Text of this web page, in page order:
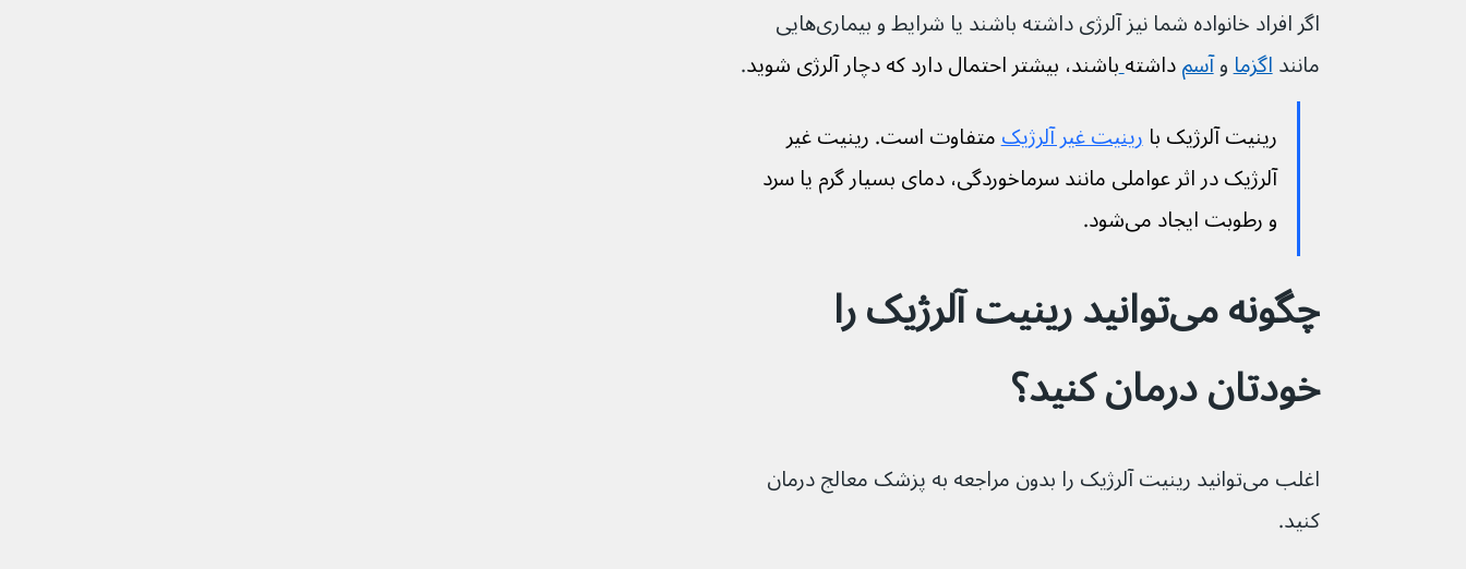
اگر افراد خانواده شما نیز آلرژی داشته باشند یا شرایط و بیماری‌هایی
مانند اگزما و آسم داشتهباشند، بیشتر احتمال دارد که دچار آلرژی شوید.
رینیت آلرژیک با رینیت غیر آلرژیک متفاوت است. رینیت غیر
آلرژیک در اثر عواملی مانند سرماخوردگی، دمای بسیار گرم یا سرد
و رطوبت ایجاد می‌شود.
چگونه می‌توانید رینیت آلرژیک را
خودتان درمان کنید؟
اغلب می‌توانید رینیت آلرژیک را بدون مراجعه به پزشک معالج درمان
کنید.